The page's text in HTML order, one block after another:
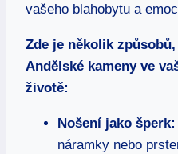
vašeho blahobytu a
Zde je několik
Andělské kameny ve
životě:
Nošení jako šperk:
náramky nebo